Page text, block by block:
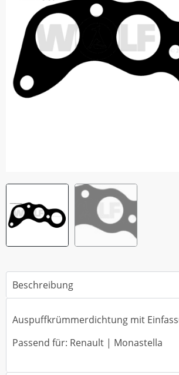
Beschreibung
Auspuffkrümmerdichtung mit
Passend für: Renault | Monastella